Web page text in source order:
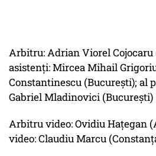
Arbitru: Adrian Viorel Cojocaru
asistenţi: Mircea Mihail
Constantinescu (Bucureşti); al
Gabriel Mladinovici (Bucureşti)
Arbitru video: Ovidiu Haţegan
video: Claudiu Marcu